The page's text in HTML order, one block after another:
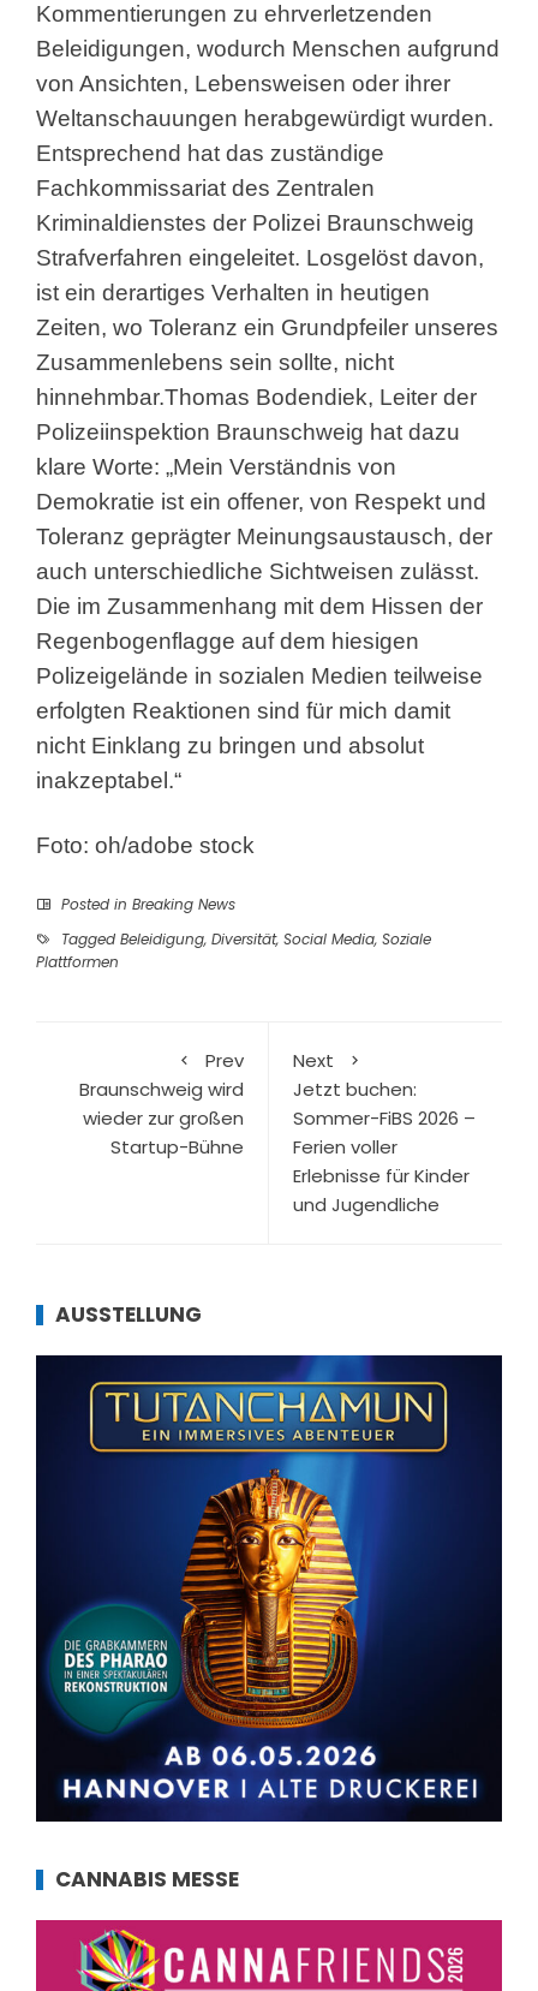
Kommentierungen zu ehrverletzenden
Beleidigungen, wodurch Menschen aufgrund
von Ansichten, Lebensweisen oder ihrer
Weltanschauungen herabgewürdigt wurden.
Entsprechend hat das zuständige
Fachkommissariat des Zentralen
Kriminaldienstes der Polizei Braunschweig
Strafverfahren eingeleitet. Losgelöst davon,
ist ein derartiges Verhalten in heutigen
Zeiten, wo Toleranz ein Grundpfeiler unseres
Zusammenlebens sein sollte, nicht
hinnehmbar.Thomas Bodendiek, Leiter der
Polizeiinspektion Braunschweig hat dazu
klare Worte: „Mein Verständnis von
Demokratie ist ein offener, von Respekt und
Toleranz geprägter Meinungsaustausch, der
auch unterschiedliche Sichtweisen zulässt.
Die im Zusammenhang mit dem Hissen der
Regenbogenflagge auf dem hiesigen
Polizeigelände in sozialen Medien teilweise
erfolgten Reaktionen sind für mich damit
nicht Einklang zu bringen und absolut
inakzeptabel.“
Foto: oh/adobe stock
Posted in Breaking News
Tagged Beleidigung, Diversität, Social Media, Soziale
Plattformen
Prev
Braunschweig wird
wieder zur großen
Startup-Bühne
Next
Jetzt buchen:
Sommer-FiBS 2026 –
Ferien voller
Erlebnisse für Kinder
und Jugendliche
AUSSTELLUNG
CANNABIS MESSE